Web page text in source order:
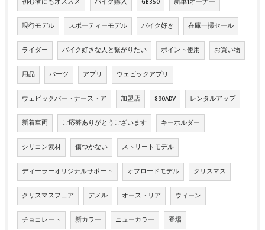
現行モデル スポーティーモデル バイク好き 在庫一掃セール
ライダー バイク好きな人と繋がりたい ポイント使用 お買い物
用品 パーツ アプリ ウェビックアプリ
ウェビックパートナーストア 加盟店 890ADV レンタルアップ
新着車両 ご応募ありがとうございます キーホルダー
シリコン素材 傷つかない ストリートモデル
ディーラーオリジナルサポート オフロードモデル クリスマス
クリスマスフェア デメル オーストリア ウィーン
チョコレート 新カラー ニューカラー 登場